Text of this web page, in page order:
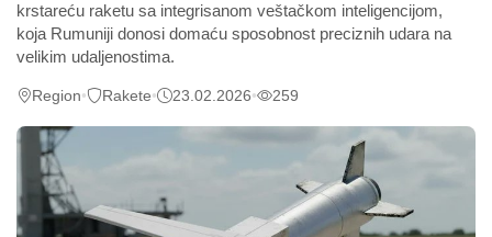
krstareću raketu sa integrisanom veštačkom inteligencijom,
koja Rumuniji donosi domaću sposobnost preciznih udara na
velikim udaljenostima.
Region• Rakete• 23.02.2026• 259